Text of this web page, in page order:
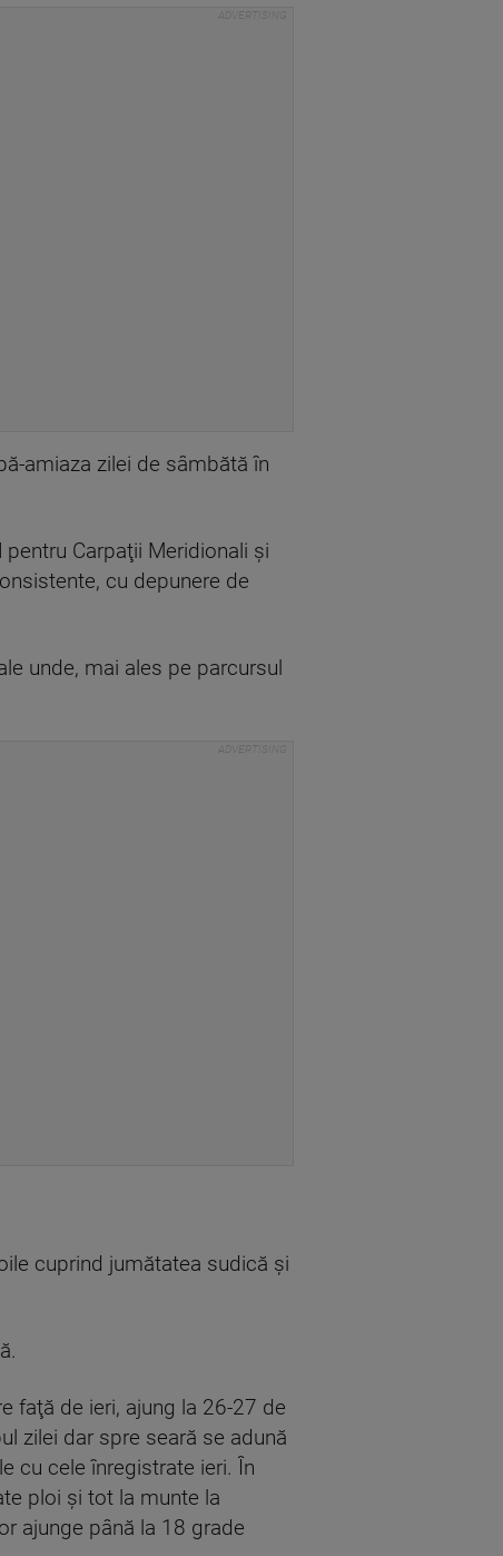
amiaza zilei de sâmbătă în
pentru Carpaţii Meridionali şi
cu depunere de
unde, mai ales pe parcursul
cuprind jumătatea sudică şi
faţă de ieri, ajung la 26-27 de
zilei dar spre seară se adună
cu cele înregistrate ieri. În
ploi şi tot la munte la
ajunge până la 18 grade